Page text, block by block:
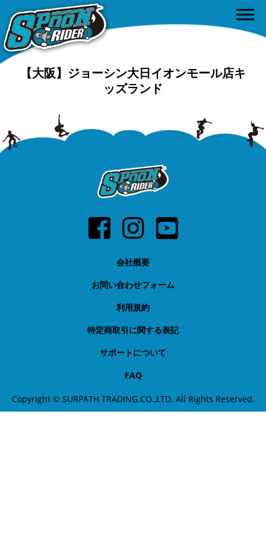
【大阪】ジョーシン大日イオンモール店キ
ッズランド
会社概要
お問い合わせフォーム
利用規約
特定商取引に関する表記
サポートについて
FAQ
Copyright © SURPATH TRADING.CO.,LTD. All Rights Reserved.